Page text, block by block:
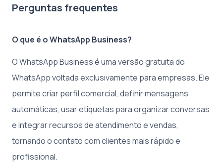
Perguntas frequentes
O que é o WhatsApp Business?
O WhatsApp Business é uma versão gratuita do
WhatsApp voltada exclusivamente para empresas. Ele
permite criar perfil comercial, definir mensagens
automáticas, usar etiquetas para organizar conversas
e integrar recursos de atendimento e vendas,
tornando o contato com clientes mais rápido e
profissional.